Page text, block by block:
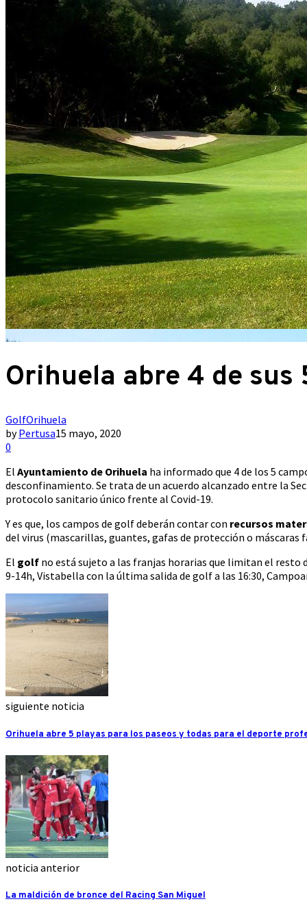
Orihuela abre 4 de sus
GolfOrihuela
byPertusa15 mayo, 2020
0
El Ayuntamiento de Orihuela ha informado que 4 de los 5
desconfinamiento. Se trata de un acuerdo alcanzado entre la
protocolo sanitario único frente al Covid-19.
Y es que, los campos de golf deberán contar con recursos
del virus (mascarillas, guantes, gafas de protección o
El golf no está sujeto a las franjas horarias que limitan el resto
9-14h, Vistabella con la última salida de golf a las 16:30,
siguiente noticia
Orihuela abre 5 playas para los paseos y todas para el deporte
noticia anterior
La maldición de bronce del Racing San Miguel